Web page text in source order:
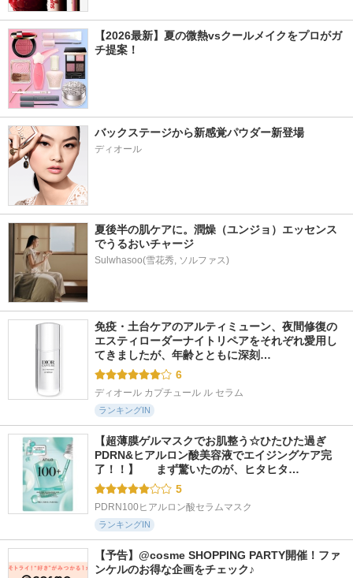
【2026最新】夏の微熱vsクールメイクをプロがガ
チ提案！
バックステージから新感覚パウダー新登場
ディオール
夏後半の肌ケアに。潤燥（ユンジョ）エッセンス
でうるおいチャージ
Sulwhasoo(雪花秀, ソルファス)
免疫・土台ケアのアルティミューン、夜間修復の
エスティローダーナイトリペアをそれぞれ愛用し
てきましたが、年齢とともに深刻…
6
ディオール カプチュール ル セラム
ランキングIN
【超薄膜ゲルマスクでお肌整う☆ひたひた過ぎ
PDRN&ヒアルロン酸美容液でエイジングケア完
了！！】  　まず驚いたのが、ヒタヒタ…
5
PDRN100ヒアルロン酸セラムマスク
ランキングIN
【予告】@cosme SHOPPING PARTY開催！ファ
ンケルのお得な企画をチェック♪